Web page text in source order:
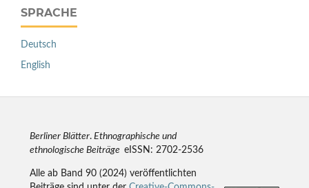
SPRACHE
Deutsch
English
Berliner Blätter.Ethnographische und
ethnologische Beiträge eISSN: 2702-2536
Alle ab Band 90 (2024) veröffentlichten